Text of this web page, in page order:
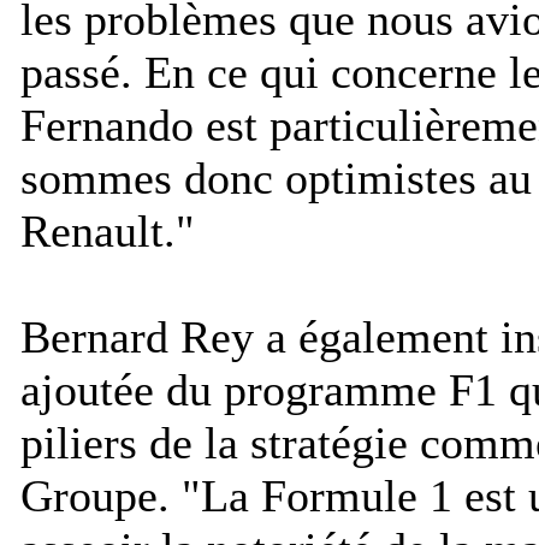
les problèmes que nous
passé. En ce qui concerne
Fernando est
sommes donc optimistes
Renault."
Bernard Rey a également
ajoutée du programme F1
piliers de la stratégie
Groupe. "La Formule 1 est